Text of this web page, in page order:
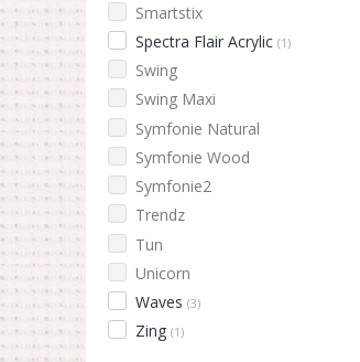
Smartstix
Spectra Flair Acrylic (1)
Swing
Swing Maxi
Symfonie Natural
Symfonie Wood
Symfonie2
Trendz
Tun
Unicorn
Waves (3)
Zing (1)